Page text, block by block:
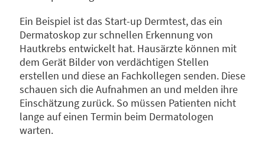
Ein Beispiel ist das Start-up Dermtest, das ein
Dermatoskop zur schnellen Erkennung von
Hautkrebs entwickelt hat. Hausärzte können mit
dem Gerät Bilder von verdächtigen Stellen
erstellen und diese an Fachkollegen senden. Diese
schauen sich die Aufnahmen an und melden ihre
Einschätzung zurück. So müssen Patienten nicht
lange auf einen Termin beim Dermatologen
warten.